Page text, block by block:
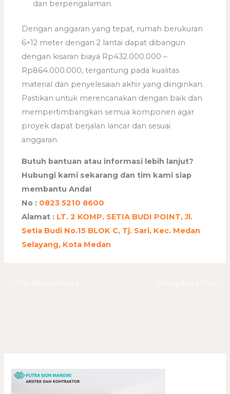
dan berpengalaman.
Dengan anggaran yang tepat, rumah berukuran
6×12 meter dengan 2 lantai dapat dibangun
dengan kisaran biaya Rp432.000.000 –
Rp864.000.000, tergantung pada kualitas
material dan penyelesaian akhir yang diinginkan.
Pastikan untuk merencanakan dengan baik dan
mempertimbangkan semua komponen agar
proyek dapat berjalan lancar dan sesuai
anggaran.
Butuh bantuan atau informasi lebih lanjut?
Hubungi kami sekarang dan tim kami siap
membantu Anda!
No : 0823 5210 8600
Alamat : LT. 2 KOMP. SETIA BUDI POINT, Jl.
Setia Budi No.15 BLOK C, Tj. Sari, Kec. Medan
Selayang, Kota Medan